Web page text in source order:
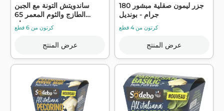
ساندويتش التونة مع الجبن
الطازج والثوم المعمر 65
كرتون من 6 قطع
عرض المنتج
جزر ليمون صقلية مبشور 180
جرام - بونديل
كرتون من 4 قطع
عرض المنتج